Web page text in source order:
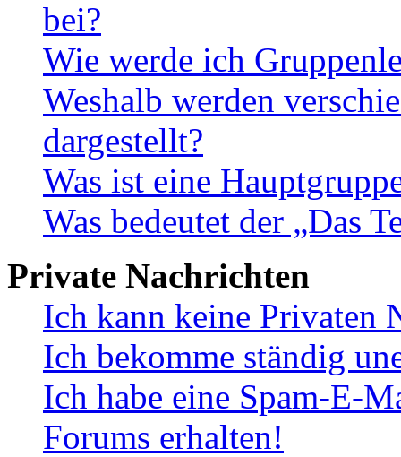
bei?
Wie werde ich
Weshalb werden
dargestellt?
Was ist eine
Was bedeutet der „Das
Private Nachrichten
Ich kann keine Privaten
Ich bekomme ständig
Ich habe eine Spam-E-
Forums erhalten!